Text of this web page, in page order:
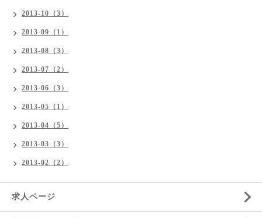
2013-10（3）
2013-09（1）
2013-08（3）
2013-07（2）
2013-06（3）
2013-05（1）
2013-04（5）
2013-03（3）
2013-02（2）
求人ページ